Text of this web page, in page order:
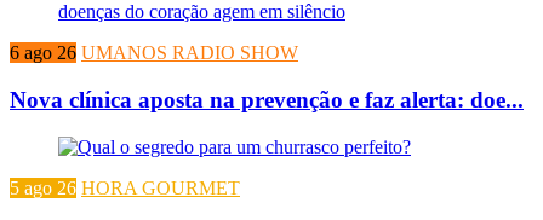
6 ago 26 UMANOS RADIO SHOW
Nova clínica aposta na prevenção e faz alerta: doe...
5 ago 26 HORA GOURMET